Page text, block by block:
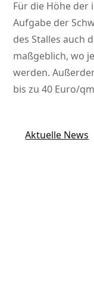
Für die Höhe
Aufgabe der
des Stalles auch
maßgeblich, wo
werden.
bis zu 40 Euro/
Aktuelle News